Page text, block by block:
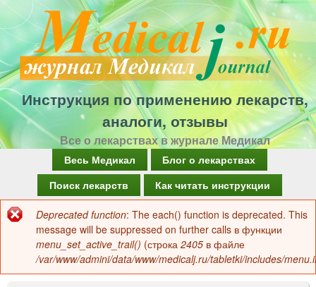
Перейти
к
основному
содержанию
Инструкция по применению лекарств,
аналоги, отзывы
Все о лекарствах в журнале Медикал
а
в
о
Весь Медикал
Блог о лекарствах
Поиск лекарств
Как читать инструкции
Сообщение
об
ошибке
Deprecated function: The each() function is deprecated. This
message will be suppressed on further calls в функции
menu_set_active_trail() (строка 2405 в файле
/var/www/admini/data/www/medicalj.ru/tabletki/includes/